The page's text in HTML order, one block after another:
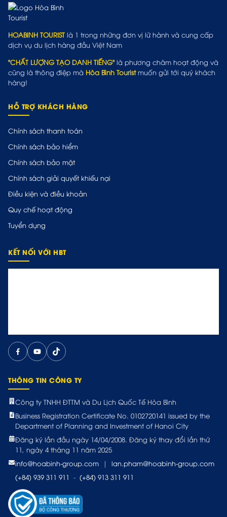
HOABINH TOURIST là 1 trong những đơn vị lữ hành và cung cấp
dịch vụ du lịch hàng đầu Việt Nam
"CHẤT LƯỢNG TẠO DANH TIẾNG" là phương châm hoạt động và
cũng là thông điệp mà Hòa Bình Touristmuốn gửi tới quý khách
hàng!
HỖ TRỢ KHÁCH HÀNG
Chính sách thanh toán
Chính sách bảo hiểm
Chính sách bảo mật
Chính sách giải quyết khiếu nại
Điều kiện và điều khoản
Quy chế hoạt động
Tuyển dụng
KẾT NỐI VỚI HBT
THÔNG TIN CÔNG TY
Công ty TNHH ĐTTM và Du Lịch Quốc Tế Hòa Bình
Business Registration Certificate No. 0102720141 issued by the
Department of Planning and Investment of Hanoi City
Đăng ký lần đầu ngày 14/04/2008. Đăng ký thay đổi lần thứ
11, ngày 4 tháng 11 năm 2025
info@hoabinh-group.com
|
lan.pham@hoabinh-group.com
(+84) 939 311 911 - (+84) 913 311 911